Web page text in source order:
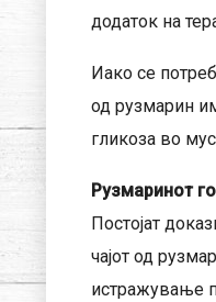
додаток на
Иако се
од рузмарин
гликоза во
Рузмаринот
Постојат
чајот од
истражување